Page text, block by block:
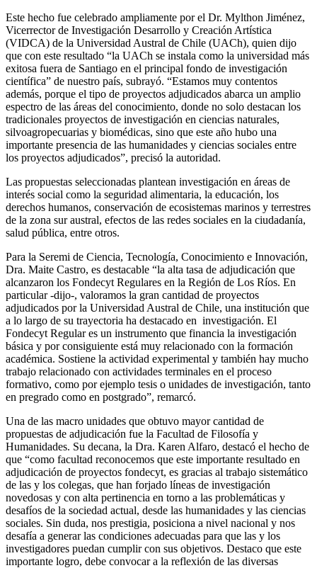
Este hecho fue celebrado ampliamente por el Dr. Mylthon Jiménez,
Vicerrector de Investigación Desarrollo y Creación Artística
(VIDCA) de la Universidad Austral de Chile (UACh), quien dijo
que con este resultado “la UACh se instala como la universidad más
exitosa fuera de Santiago en el principal fondo de investigación
científica” de nuestro país, subrayó. “Estamos muy contentos
además, porque el tipo de proyectos adjudicados abarca un amplio
espectro de las áreas del conocimiento, donde no solo destacan los
tradicionales proyectos de investigación en ciencias naturales,
silvoagropecuarias y biomédicas, sino que este año hubo una
importante presencia de las humanidades y ciencias sociales entre
los proyectos adjudicados”, precisó la autoridad.
Las propuestas seleccionadas plantean investigación en áreas de
interés social como la seguridad alimentaria, la educación, los
derechos humanos, conservación de ecosistemas marinos y terrestres
de la zona sur austral, efectos de las redes sociales en la ciudadanía,
salud pública, entre otros.
Para la Seremi de Ciencia, Tecnología, Conocimiento e Innovación,
Dra. Maite Castro, es destacable “la alta tasa de adjudicación que
alcanzaron los Fondecyt Regulares en la Región de Los Ríos. En
particular -dijo-, valoramos la gran cantidad de proyectos
adjudicados por la Universidad Austral de Chile, una institución que
a lo largo de su trayectoria ha destacado en investigación. El
Fondecyt Regular es un instrumento que financia la investigación
básica y por consiguiente está muy relacionado con la formación
académica. Sostiene la actividad experimental y también hay mucho
trabajo relacionado con actividades terminales en el proceso
formativo, como por ejemplo tesis o unidades de investigación, tanto
en pregrado como en postgrado”, remarcó.
Una de las macro unidades que obtuvo mayor cantidad de
propuestas de adjudicación fue la Facultad de Filosofía y
Humanidades. Su decana, la Dra. Karen Alfaro, destacó el hecho de
que “como facultad reconocemos que este importante resultado en
adjudicación de proyectos fondecyt, es gracias al trabajo sistemático
de las y los colegas, que han forjado líneas de investigación
novedosas y con alta pertinencia en torno a las problemáticas y
desafíos de la sociedad actual, desde las humanidades y las ciencias
sociales. Sin duda, nos prestigia, posiciona a nivel nacional y nos
desafía a generar las condiciones adecuadas para que las y los
investigadores puedan cumplir con sus objetivos. Destaco que este
importante logro, debe convocar a la reflexión de las diversas